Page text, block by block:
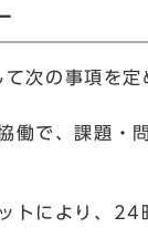
次の事項を定
働で、課題・
トにより、